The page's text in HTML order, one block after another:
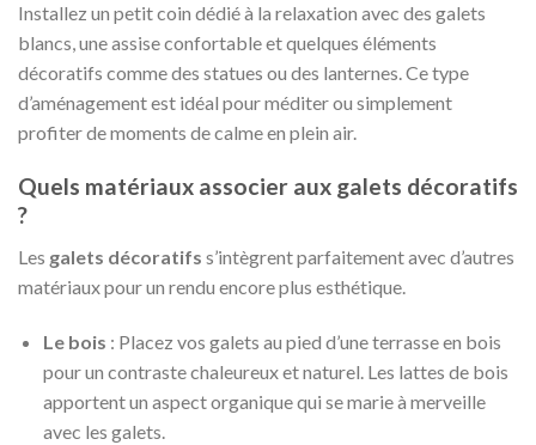
Installez un petit coin dédié à la relaxation avec des galets
blancs, une assise confortable et quelques éléments
décoratifs comme des statues ou des lanternes. Ce type
d’aménagement est idéal pour méditer ou simplement
profiter de moments de calme en plein air.
Quels matériaux associer aux galets décoratifs
?
Les galets décoratifs s’intègrent parfaitement avec d’autres
matériaux pour un rendu encore plus esthétique.
Le bois : Placez vos galets au pied d’une terrasse en bois
pour un contraste chaleureux et naturel. Les lattes de bois
apportent un aspect organique qui se marie à merveille
avec les galets.